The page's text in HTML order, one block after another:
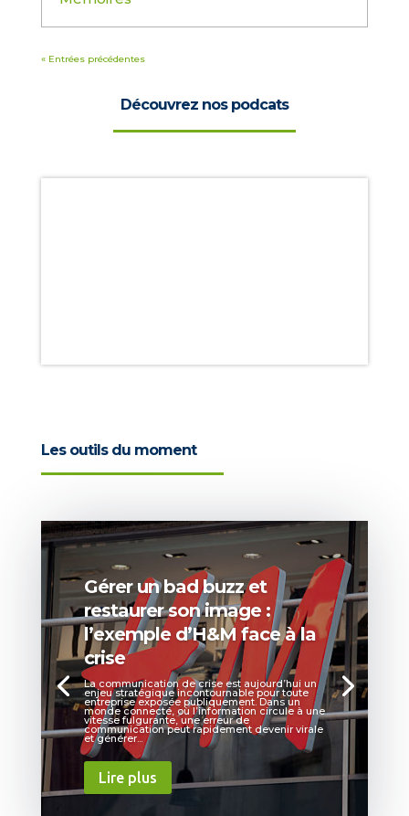
« Entrées précédentes
Découvrez nos podcats
Les outils du moment
Gérer un bad buzz et
restaurer son image :
l’exemple d’H&M face à la
crise
La communication de crise est aujourd’hui un
enjeu stratégique incontournable pour toute
entreprise exposée publiquement. Dans un
monde connecté, où l’information circule à une
vitesse fulgurante, une erreur de
communication peut rapidement devenir virale
et générer...
Lire plus